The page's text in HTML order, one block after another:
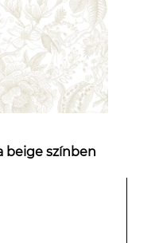
beige színben